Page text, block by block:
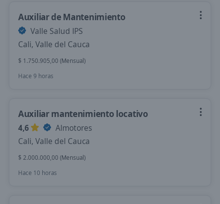
Auxiliar de Mantenimiento
Valle Salud IPS
Cali, Valle del Cauca
$ 1.750.905,00 (Mensual)
Hace 9 horas
Auxiliar mantenimiento locativo
4,6
Almotores
Cali, Valle del Cauca
$ 2.000.000,00 (Mensual)
Hace 10 horas